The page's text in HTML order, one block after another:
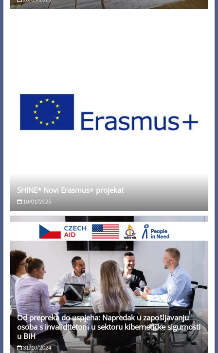
SHINE* Novi Erasmus+ projekat
10/01/2025
Od prepreka do uspjeha: Napredak u zapošljavanju
osoba s invaliditetom u sektoru kibernetičke sigurnosti
u BiH
31/10/2024